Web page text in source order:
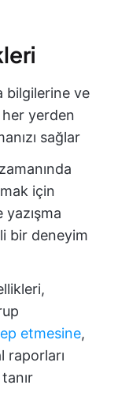
bilgilerine ve
yerden
sağlar
için
bir deneyim
etmesine,
raporları